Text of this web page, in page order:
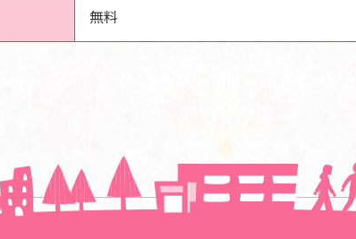
無料